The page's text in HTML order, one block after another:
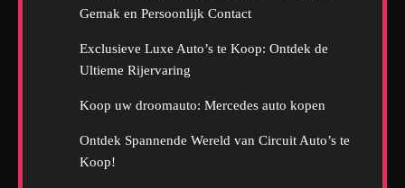
Gemak en Persoonlijk Contact
Exclusieve Luxe Auto’s te Koop: Ontdek de
Ultieme Rijervaring
Koop uw droomauto: Mercedes auto kopen
Ontdek Spannende Wereld van Circuit Auto’s te
Koop!